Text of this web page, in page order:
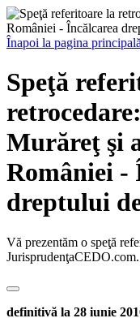
Înapoi la pagina principală
Speţă
Murăreţ şi
României -
dreptului
Vă prezentăm o speţă
JurisprudenţaCEDO.com.
definitivă la 28 iunie